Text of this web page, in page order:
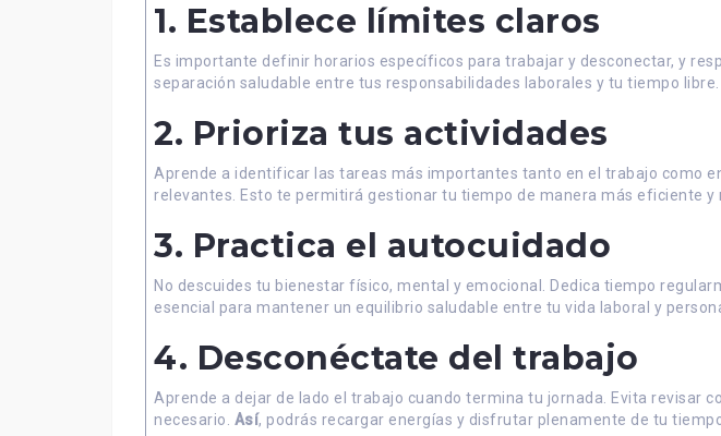
1. Establece límites claros
Es importante definir horarios específicos para trabajar y desconectar, y
separación saludable entre tus responsabilidades laborales y tu tiempo libre.
2. Prioriza tus actividades
Aprende a identificar las tareas más importantes tanto en el trabajo como
relevantes. Esto te permitirá gestionar tu tiempo de manera más eficiente y
3. Practica el autocuidado
No descuides tu bienestar físico, mental y emocional. Dedica tiempo
esencial para mantener un equilibrio saludable entre tu vida laboral y
4. Desconéctate del trabajo
Aprende a dejar de lado el trabajo cuando termina tu jornada. Evita revisar
necesario. Así, podrás recargar energías y disfrutar plenamente de tu tiempo